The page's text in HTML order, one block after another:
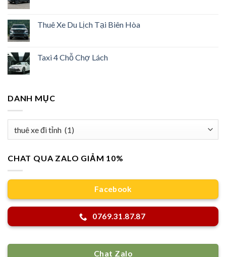
Thuê Xe Du Lịch Tại Biên Hòa
Taxi 4 Chỗ Chợ Lách
DANH MỤC
CHAT QUA ZALO GIẢM 10%
Facebook
0769.31.87.87
Chat Zalo